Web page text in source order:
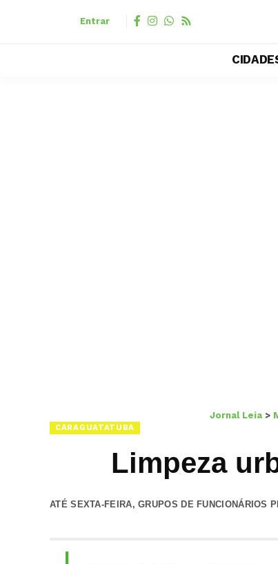
Entrar
Jornal Leia >
CARAGUATATUBA
Limpeza
ATÉ SEXTA-FEIRA, GRUPOS DE FUNCIONÁRIOS